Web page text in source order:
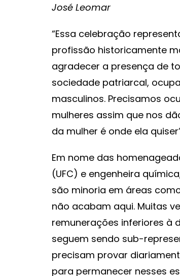
José Leomar
“Essa celebração
profissão historicamente
agradecer a presença de
sociedade patriarcal,
masculinos. Precisamos
mulheres assim que nos
da mulher é onde ela
Em nome das
(UFC) e engenheira
são minoria em áreas
não acabam aqui. Muitas
remunerações inferiores à
seguem sendo sub-
precisam provar
para permanecer nesses